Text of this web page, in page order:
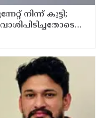
നിന്ന് കുട്ടി;
വാശിപിടിച്ചതോടെ